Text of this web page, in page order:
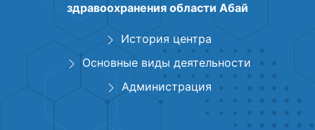
здравоохранения области Абай
История центра
Основные виды деятельности
Администрация